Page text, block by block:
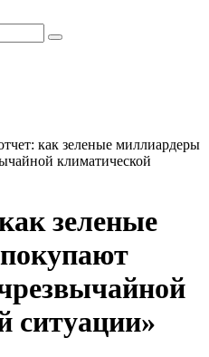
как зеленые миллиардеры
климатической
зеленые
ситуации»